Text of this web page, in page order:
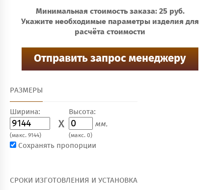
Минимальная стоимость заказа: 25 руб.
Укажите необходимые параметры изделия для
расчёта стоимости
РАЗМЕРЫ
Ширина:
X
(макс. 9144)
Высота:
мм.
(макс. 0)
Сохранять пропорции
СРОКИ ИЗГОТОВЛЕНИЯ И УСТАНОВКА